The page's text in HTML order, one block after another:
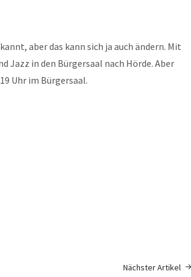
aber das kann sich ja auch ändern. Mit
Jazz in den Bürgersaal nach Hörde. Aber
Uhr im Bürgersaal.
Nächster Artikel